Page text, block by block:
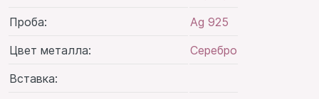
Проба:
Ag 925
Цвет металла:
Серебро
Вставка: